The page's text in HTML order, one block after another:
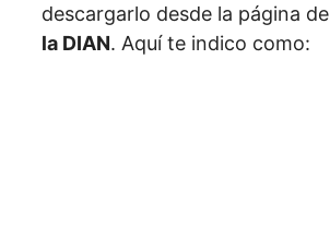
descargarlo desde la página de
la DIAN. Aquí te indico como: